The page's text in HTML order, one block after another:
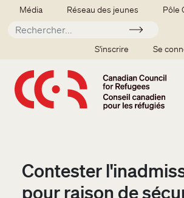
Aller au contenu principal
Secondary menu
Média Réseau des jeunes Pôle
Soumettre
SSO user
S'inscrire Se
Contester
pour raison de